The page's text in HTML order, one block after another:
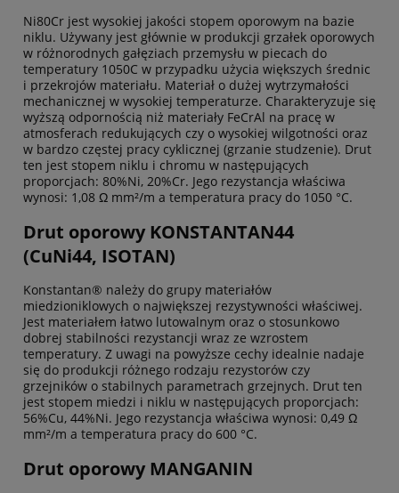
Ni80Cr jest wysokiej jakości stopem oporowym na bazie
niklu. Używany jest głównie w produkcji grzałek oporowych
w różnorodnych gałęziach przemysłu w piecach do
temperatury 1050C w przypadku użycia większych średnic
i przekrojów materiału. Materiał o dużej wytrzymałości
mechanicznej w wysokiej temperaturze. Charakteryzuje się
wyższą odpornością niż materiały FeCrAl na pracę w
atmosferach redukujących czy o wysokiej wilgotności oraz
w bardzo częstej pracy cyklicznej (grzanie studzenie). Drut
ten jest stopem niklu i chromu w następujących
proporcjach: 80%Ni, 20%Cr. Jego rezystancja właściwa
wynosi: 1,08 Ω mm²/m a temperatura pracy do 1050 °C.
Drut oporowy KONSTANTAN44
(CuNi44, ISOTAN)
Konstantan® należy do grupy materiałów
miedzioniklowych o największej rezystywności właściwej.
Jest materiałem łatwo lutowalnym oraz o stosunkowo
dobrej stabilności rezystancji wraz ze wzrostem
temperatury. Z uwagi na powyższe cechy idealnie nadaje
się do produkcji różnego rodzaju rezystorów czy
grzejników o stabilnych parametrach grzejnych. Drut ten
jest stopem miedzi i niklu w następujących proporcjach:
56%Cu, 44%Ni. Jego rezystancja właściwa wynosi: 0,49 Ω
mm²/m a temperatura pracy do 600 °C.
Drut oporowy MANGANIN